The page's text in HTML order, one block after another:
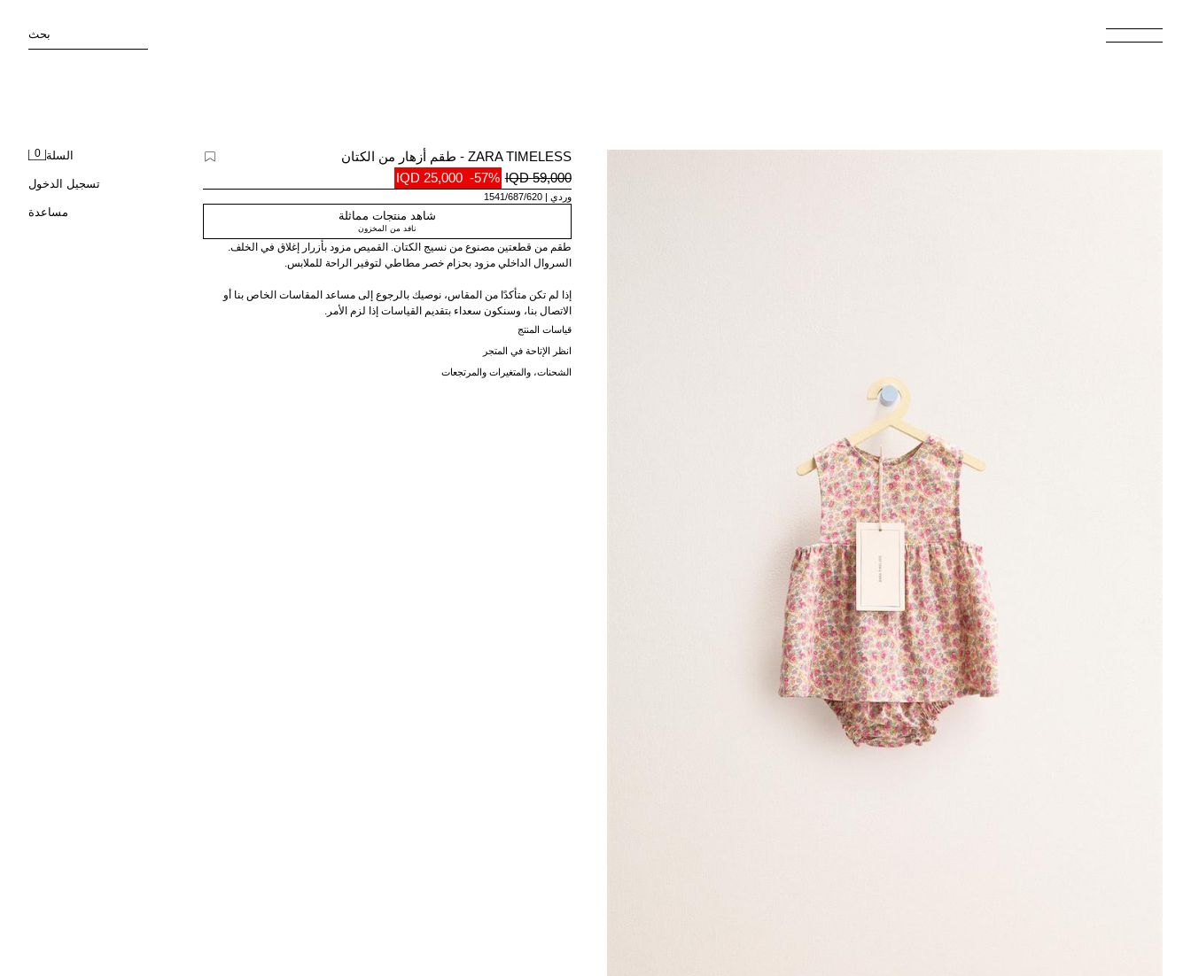
بحث
السلة 0
تسجيل الدخول
مساعدة
ZARA TIMELESS - طقم أزهار من الكتان
59,000 IQD
-57%
25,000 IQD
وردي 1541/687/620
شاهد منتجات مماثلة
نافد من المخزون
طقم من قطعتين مصنوع من نسيج الكتان. القميص مزود بأزرار إغلاق في الخلف.
السروال الداخلي مزود بحزام خصر مطاطي لتوفير الراحة للملابس.
إذا لم تكن متأكدًا من المقاس، نوصيك بالرجوع إلى مساعد المقاسات الخاص بنا أو
الاتصال بنا، وسنكون سعداء بتقديم القياسات إذا لزم الأمر.
قياسات المنتج
انظر الإتاحة في المتجر
الشحنات، والمتغيرات والمرتجعات